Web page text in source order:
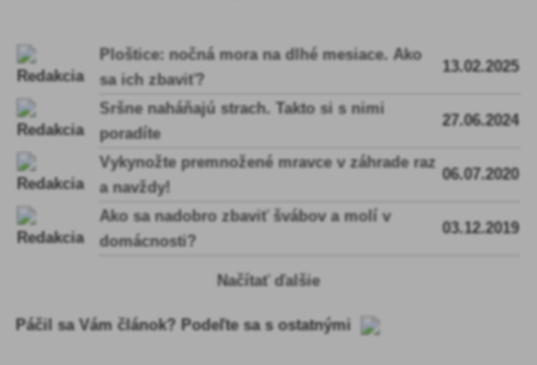
Ploštice: nočná mora na dlhé mesiace. Ako
sa ich zbaviť?
13.02.2025
Sršne naháňajú strach. Takto si s nimi
poradíte
27.06.2024
Vykynožte premnožené mravce v záhrade raz
a navždy!
06.07.2020
Ako sa nadobro zbaviť švábov a molí v
domácnosti?
03.12.2019
Načítať ďalšie
Páčil sa Vám článok? Podeľte sa s ostatnými